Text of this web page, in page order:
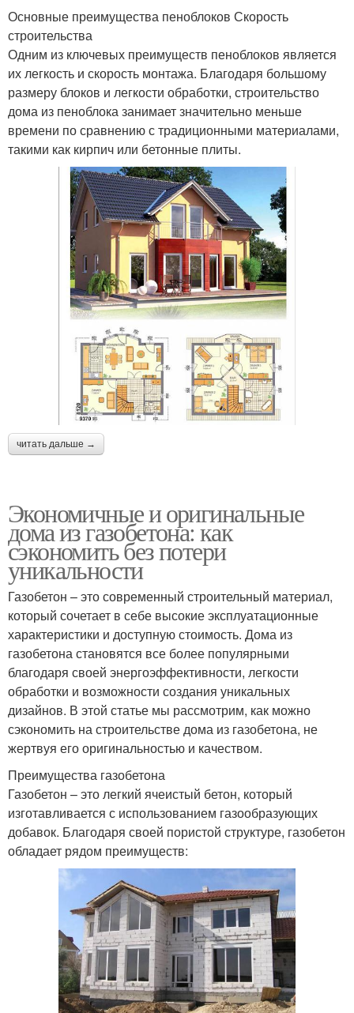
Основные преимущества пеноблоков Скорость
строительства
Одним из ключевых преимуществ пеноблоков является
их легкость и скорость монтажа. Благодаря большому
размеру блоков и легкости обработки, строительство
дома из пеноблока занимает значительно меньше
времени по сравнению с традиционными материалами,
такими как кирпич или бетонные плиты.
читать дальше →
Экономичные и оригинальные
дома из газобетона: как
сэкономить без потери
уникальности
Газобетон – это современный строительный материал,
который сочетает в себе высокие эксплуатационные
характеристики и доступную стоимость. Дома из
газобетона становятся все более популярными
благодаря своей энергоэффективности, легкости
обработки и возможности создания уникальных
дизайнов. В этой статье мы рассмотрим, как можно
сэкономить на строительстве дома из газобетона, не
жертвуя его оригинальностью и качеством.
Преимущества газобетона
Газобетон – это легкий ячеистый бетон, который
изготавливается с использованием газообразующих
добавок. Благодаря своей пористой структуре, газобетон
обладает рядом преимуществ: